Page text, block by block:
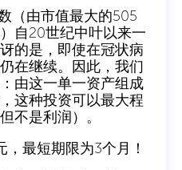
（由市值最大的505
自20世纪中叶以来一
的是，即使在冠状病
在继续。因此，我们
由这一单一资产组成
这种投资可以最大程
不是利润）。
最短期限为3个月！